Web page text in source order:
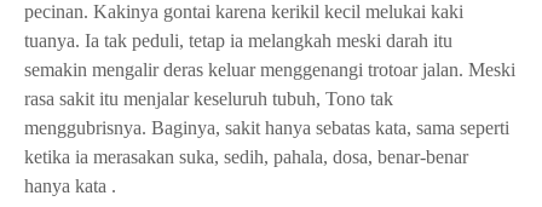
pecinan. Kakinya gontai karena kerikil kecil melukai kaki
tuanya. Ia tak peduli, tetap ia melangkah meski darah itu
semakin mengalir deras keluar menggenangi trotoar jalan. Meski
rasa sakit itu menjalar keseluruh tubuh, Tono tak
menggubrisnya. Baginya, sakit hanya sebatas kata, sama seperti
ketika ia merasakan suka, sedih, pahala, dosa, benar-benar
hanya kata .